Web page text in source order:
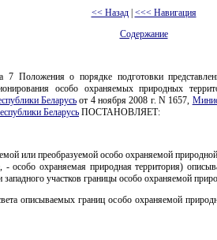
<< Назад| <<< Навигация
Содержание
7 Положения о порядке подготовки
особо охраняемых природных
Беларусь от 4 ноября 2008 г. N 1657,
Беларусь ПОСТАНОВЛЯЕТ:
или преобразуемой особо охраняемой
- особо охраняемая природная территория)
участков границы особо охраняемой
описываемых границ особо охраняемой